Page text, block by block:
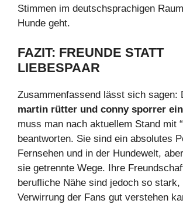
Stimmen im deutschsprachigen
Hunde geht.
FAZIT: FREUNDE STATT
LIEBESPAAR
Zusammenfassend lässt sich sagen:
martin rütter und conny sporrer
muss man nach aktuellem Stand mit
beantworten. Sie sind ein absolutes
Fernsehen und in der Hundewelt,
sie getrennte Wege. Ihre
berufliche Nähe sind jedoch so
Verwirrung der Fans gut verstehen